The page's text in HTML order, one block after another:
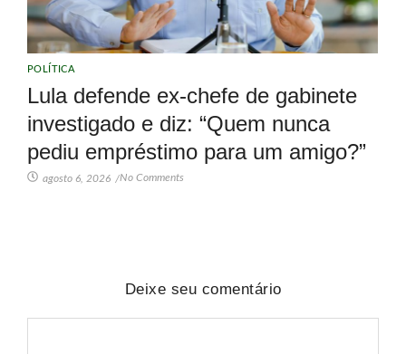
POLÍTICA
Lula defende ex-chefe de gabinete
investigado e diz: “Quem nunca
pediu empréstimo para um amigo?”
agosto 6, 2026 /No Comments
Deixe seu comentário